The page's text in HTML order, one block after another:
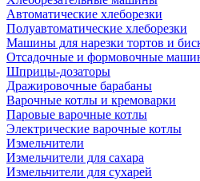
Автоматические хлеборезки
Полуавтоматические хлеборезки
Машины для нарезки тортов и
Отсадочные и формовочные
Шприцы-дозаторы
Дражировочные барабаны
Варочные котлы и кремоварки
Паровые варочные котлы
Электрические варочные котлы
Измельчители
Измельчители для сахара
Измельчители для сухарей